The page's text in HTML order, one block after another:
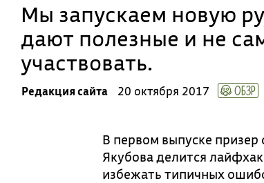
Мы запускаем новую
дают полезные и не
участвовать.
Редакция сайта 20 октября 2017 ОБЗР
В первом выпуске
Якубова делится
избежать типичных